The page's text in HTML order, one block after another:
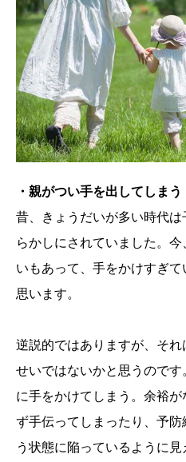
・親がつい手を出してしまう
昔、きょうだいが多い時代
らかしにされていました。
いもあって、手をかけすぎ
思います。
逆説的ではありますが、そ
せいではないかと思うので
に手をかけてしまう。余裕
ず手伝ってしまったり、予
う状態に陥っているように見